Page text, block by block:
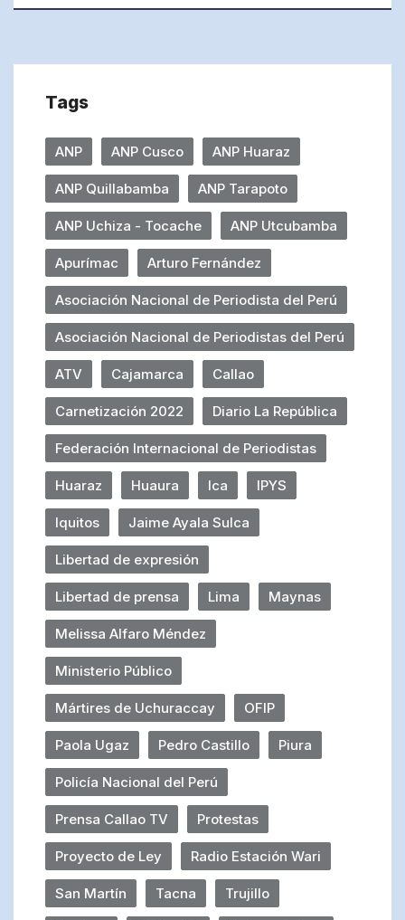
Tags
ANP ANP Cusco ANP Huaraz
ANP Quillabamba ANP Tarapoto
ANP Uchiza - Tocache ANP Utcubamba
Apurímac Arturo Fernández
Asociación Nacional de Periodista del Perú
Asociación Nacional de Periodistas del Perú
ATV Cajamarca Callao
Carnetización 2022 Diario La República
Federación Internacional de Periodistas
Huaraz Huaura Ica IPYS
Iquitos Jaime Ayala Sulca
Libertad de expresión
Libertad de prensa Lima Maynas
Melissa Alfaro Méndez
Ministerio Público
Mártires de Uchuraccay OFIP
Paola Ugaz Pedro Castillo Piura
Policía Nacional del Perú
Prensa Callao TV Protestas
Proyecto de Ley Radio Estación Wari
San Martín Tacna Trujillo